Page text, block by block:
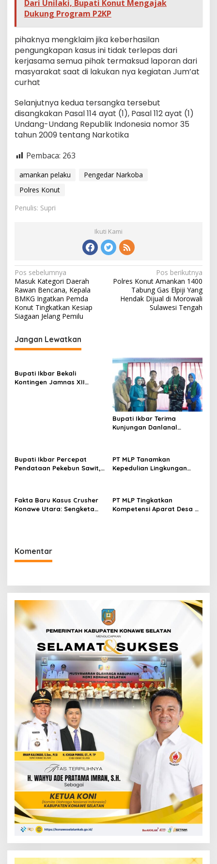
Dari Unilaki, Bupati Konut Mengajak
Dukung Program P2KP
pihaknya mengklaim jika keberhasilan
pengungkapan kasus ini tidak terlepas dari
kerjasama semua pihak termaksud laporan dari
masyarakat saat di lakukan nya kegiatan Jum’at
curhat
Selanjutnya kedua tersangka tersebut
disangkakan Pasal 114 ayat (1), Pasal 112 ayat (1)
Undang-Undang Republik Indonesia nomor 35
tahun 2009 tentang Narkotika
Pembaca: 263
amankan pelaku
Pengedar Narkoba
Polres Konut
Penulis: Supri
Ikuti Kami
Navigasi
pos
Pos sebelumnya
Masuk Kategori Daerah
Rawan Bencana, Kepala
BMKG Ingatkan Pemda
Konut Tingkatkan Kesiap
Siagaan Jelang Pemilu
Pos berikutnya
Polres Konut Amankan 1400
Tabung Gas Elpiji Yang
Hendak Dijual di Morowali
Sulawesi Tengah
Jangan Lewatkan
Bupati Ikbar Bekali
Kontingen Jamnas XII
Bupati Ikbar Terima
Kunjungan Danlanal
Konawe Utara
Bupati Ikbar Percepat
Pendataan Pekebun Sawit,
PT MLP Tanamkan
Kepedulian Lingkungan
Fakta Baru Kasus Crusher
Konawe Utara: Sengketa
PT MLP Tingkatkan
Kompetensi Aparat Desa di
Komentar